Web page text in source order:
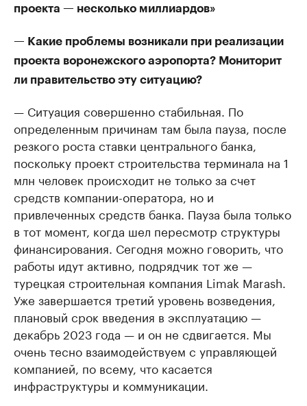
проекта — несколько миллиардов»
— Какие проблемы возникали при реализации
проекта воронежского аэропорта? Мониторит
ли правительство эту ситуацию?
— Ситуация совершенно стабильная. По
определенным причинам там была пауза, после
резкого роста ставки центрального банка,
поскольку проект строительства терминала на 1
млн человек происходит не только за счет
средств компании-оператора, но и
привлеченных средств банка. Пауза была только
в тот момент, когда шел пересмотр структуры
финансирования. Сегодня можно говорить, что
работы идут активно, подрядчик тот же —
турецкая строительная компания Limak Marash.
Уже завершается третий уровень возведения,
плановый срок введения в эксплуатацию —
декабрь 2023 года — и он не сдвигается. Мы
очень тесно взаимодействуем с управляющей
компанией, по всему, что касается
инфраструктуры и коммуникации.